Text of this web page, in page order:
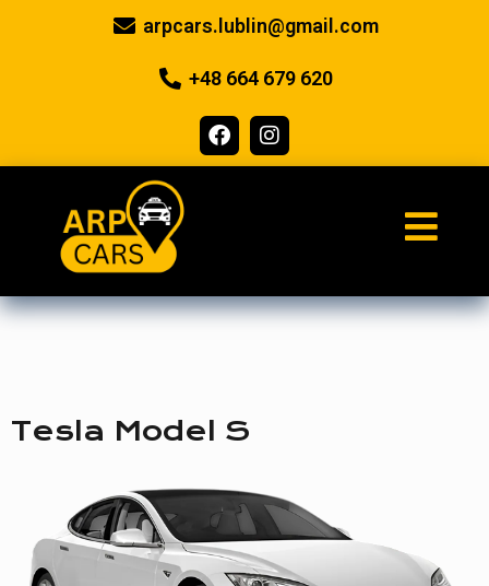
arpcars.lublin@gmail.com
+48 664 679 620
Tesla Model S